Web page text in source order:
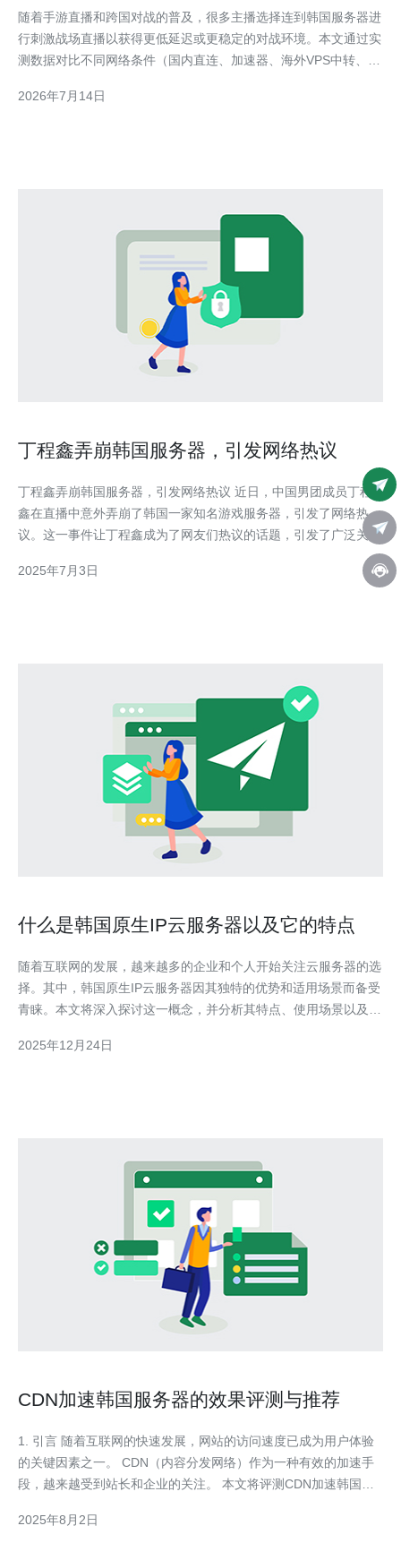
随着手游直播和跨国对战的普及，很多主播选择连到韩国服务器进
行刺激战场直播以获得更低延迟或更稳定的对战环境。本文通过实
测数据对比不同网络条件（国内直连、加速器、海外VPS中转、使
建议。 测试环境说明：我们选用三类网络路径进行对比——国内
2026年7月14日
丁程鑫弄崩韩国服务器，引发网络热议
丁程鑫弄崩韩国服务器，引发网络热议 近日，中国男团成员丁程
鑫在直播中意外弄崩了韩国一家知名游戏服务器，引发了网络热
议。这一事件让丁程鑫成为了网友们热议的话题，引发了广泛关
服务器发生故障，游戏无法正常运行。这一事件被直播平台的用户
2025年7月3日
什么是韩国原生IP云服务器以及它的特点
随着互联网的发展，越来越多的企业和个人开始关注云服务器的选
择。其中，韩国原生IP云服务器因其独特的优势和适用场景而备受
青睐。本文将深入探讨这一概念，并分析其特点、使用场景以及如
有更全面的了解。 什么是韩国原生IP云服务器？ 韩国原生IP云服
2025年12月24日
CDN加速韩国服务器的效果评测与推荐
1. 引言 随着互联网的快速发展，网站的访问速度已成为用户体验
的关键因素之一。 CDN（内容分发网络）作为一种有效的加速手
段，越来越受到站长和企业的关注。 本文将评测CDN加速韩国服
2025年8月2日